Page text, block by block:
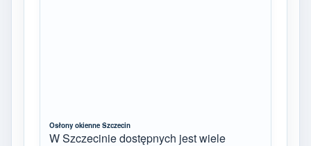
Osłony okienne Szczecin
W Szczecinie dostępnych jest wiele